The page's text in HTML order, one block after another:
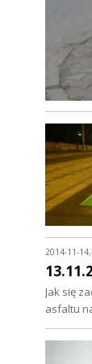
2014-11-
Jak się
asfaltu